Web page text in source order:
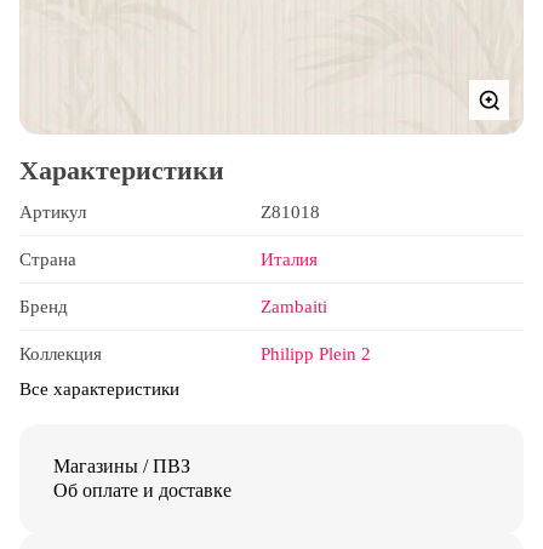
Характеристики
Артикул Z81018
Страна Италия
Бренд Zambaiti
Коллекция
Philipp Plein 2
Все характеристики
Магазины / ПВЗ
Об оплате и доставке